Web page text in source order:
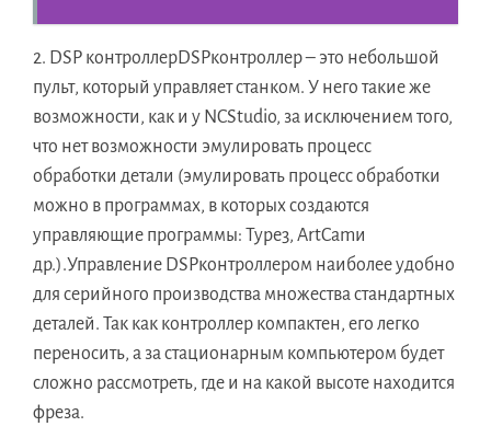
2. DSP контроллерDSPконтроллер – это небольшой
пульт, который управляет станком. У него такие же
возможности, как и у NCStudio, за исключением того,
что нет возможности эмулировать процесс
обработки детали (эмулировать процесс обработки
можно в программах, в которых создаются
управляющие программы: Type3, ArtCamи
др.).Управление DSPконтроллером наиболее удобно
для серийного производства множества стандартных
деталей. Так как контроллер компактен, его легко
переносить, а за стационарным компьютером будет
сложно рассмотреть, где и на какой высоте находится
фреза.